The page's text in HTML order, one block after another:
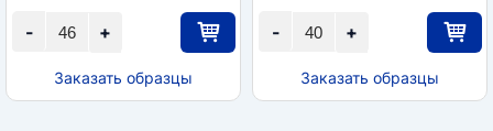
+
-
Заказать образцы
+
-
Заказать образцы